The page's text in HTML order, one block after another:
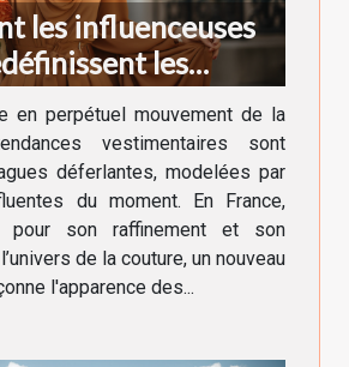
les influenceuses
les
vestimentaires en
en perpétuel mouvement de la
vestimentaires sont
déferlantes, modelées par
du moment. En France,
pour son raffinement et son
de la couture, un nouveau
l'apparence des...